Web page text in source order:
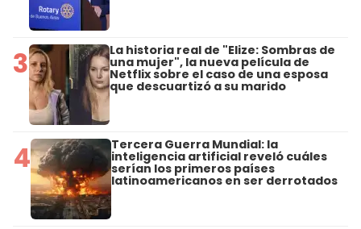
3 La historia real de "Elize: Sombras de
una mujer", la nueva película de
Netflix sobre el caso de una esposa
que descuartizó a su marido
4 Tercera Guerra Mundial: la
inteligencia artificial reveló cuáles
serían los primeros países
latinoamericanos en ser derrotados